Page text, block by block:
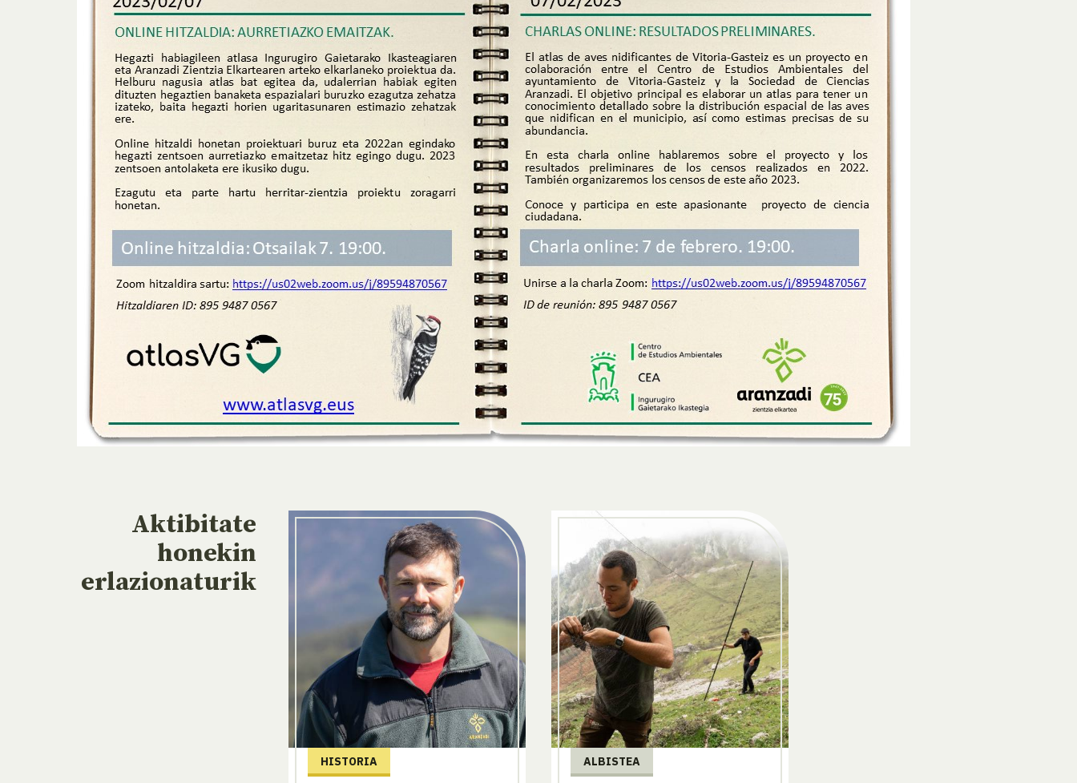
Aktibitate
honekin
erlazionaturik
HISTORIA ALBISTEA